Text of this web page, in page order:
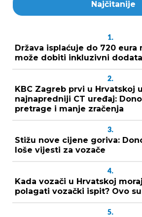
Najčitanije
1.
Država isplaćuje do 720 eura
može dobiti inkluzivni
2.
KBC Zagreb prvi u Hrvatskoj
najnapredniji CT uređaj:
pretrage i manje zračenja
3.
Stižu nove cijene goriva:
loše vijesti za vozače
4.
Kada vozači u Hrvatskoj
polagati vozački ispit? Ovo
5.